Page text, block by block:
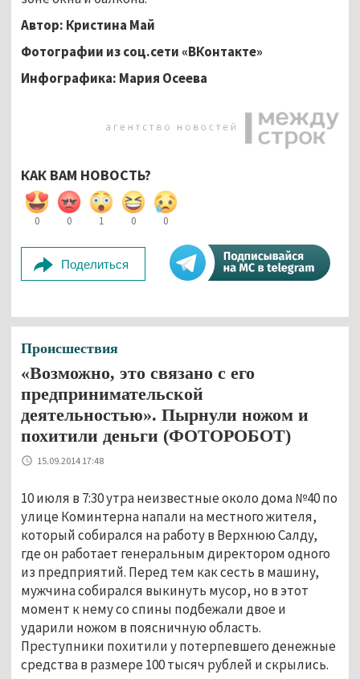
Автор: Кристина Май
Фотографии из соц.сети «ВКонтакте»
Инфографика: Мария Осеева
КАК ВАМ НОВОСТЬ?
0 0 1 0 0
Поделиться
Происшествия
«Возможно, это связано с его
предпринимательской
деятельностью». Пырнули ножом и
похитили деньги (ФОТОРОБОТ)
15.09.2014 17:48
10 июля в 7:30 утра неизвестные около дома №40 по
улице Коминтерна напали на местного жителя,
который собирался на работу в Верхнюю Салду,
где он работает генеральным директором одного
из предприятий. Перед тем как сесть в машину,
мужчина собирался выкинуть мусор, но в этот
момент к нему со спины подбежали двое и
ударили ножом в поясничную область.
Преступники похитили у потерпевшего денежные
средства в размере 100 тысяч рублей и скрылись.